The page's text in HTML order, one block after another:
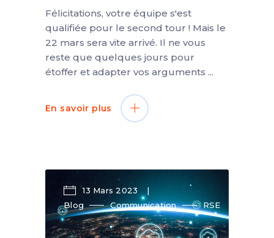
Félicitations, votre équipe s'est
qualifiée pour le second tour ! Mais le
22 mars sera vite arrivé. Il ne vous
reste que quelques jours pour
étoffer et adapter vos arguments
En savoir plus
13 Mars 2023
Blog
Communication RSE